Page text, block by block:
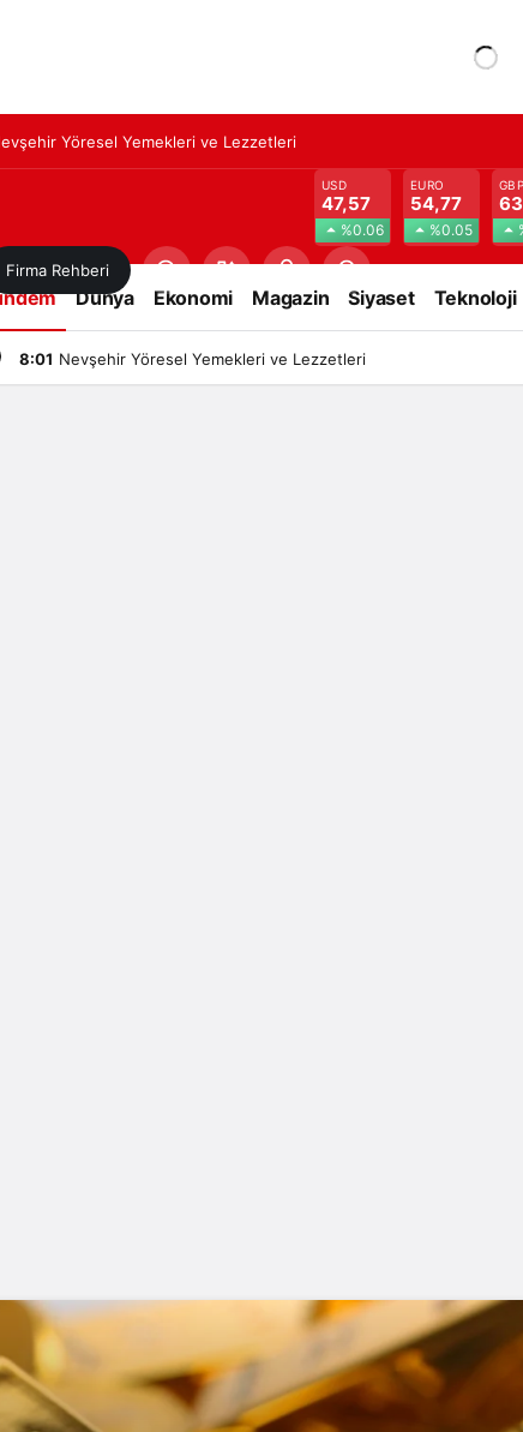
Yöresel Yemekleri ve Lezzetleri
USD
47,57
%0.06
EURO
54,77
%0.05
GBP
Firma Rehberi
Dünya Ekonomi Magazin Siyaset Teknoloji
8:01 Nevşehir Yöresel Yemekleri ve Lezzetleri